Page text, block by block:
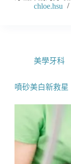
chloe.hsu
美學牙科
噴砂美白新救